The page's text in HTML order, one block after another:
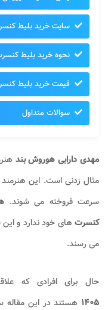
سایت خرید بلیط
نحوه خرید بلیط
قیمت خرید بلیط
سوالات متداول
مهدی دارابی هوروش بند
مثال زدنی است. این هنرمند
سرعت فروخته می شوند.
کنسرت های خود ندارد و این
می رسند.
حال برای افرادی که
۱۴۰۵ هستند در این